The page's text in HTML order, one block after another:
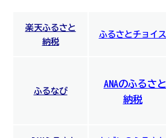
楽天ふるさと
納税
ふるさとチョイス
ふるなび
ANAのふるさと
納税